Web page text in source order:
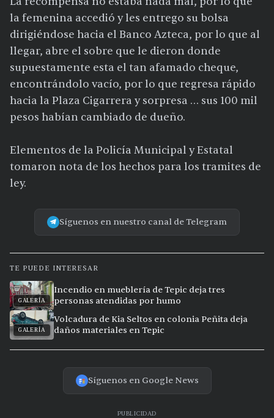
la femenina accedió y les entrego su bolsa
dirigiéndose hacia el Banco Azteca, por lo que al
llegar, abre el sobre que le dieron donde
supuestamente esta el tan afamado cheque,
encontrándolo vacío, por lo que regresa rápido
hacia la Plaza Cigarrera y sorpresa … sus 100 mil
pesos habían cambiado de dueño.
Elementos de la Policía Municipal y Estatal
tomaron nota de los hechos para los tramites de
ley.
Síguenos en nuestro canal de Telegram
TE PUEDE INTERESAR
GALERÍA
Incendio en mueblería de Tepic deja tres
personas atendidas por humo
GALERÍA
Volcadura de Kia Seltos en colonia Peñita deja
daños materiales en Tepic
Síguenos en Google News
PUBLICIDAD